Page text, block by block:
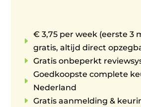
E
€ 3,75 per week (eerste 3
gratis, altijd direct
E Gratis onbeperkt
E
Goedkoopste complete
Nederland
E Gratis aanmelding &